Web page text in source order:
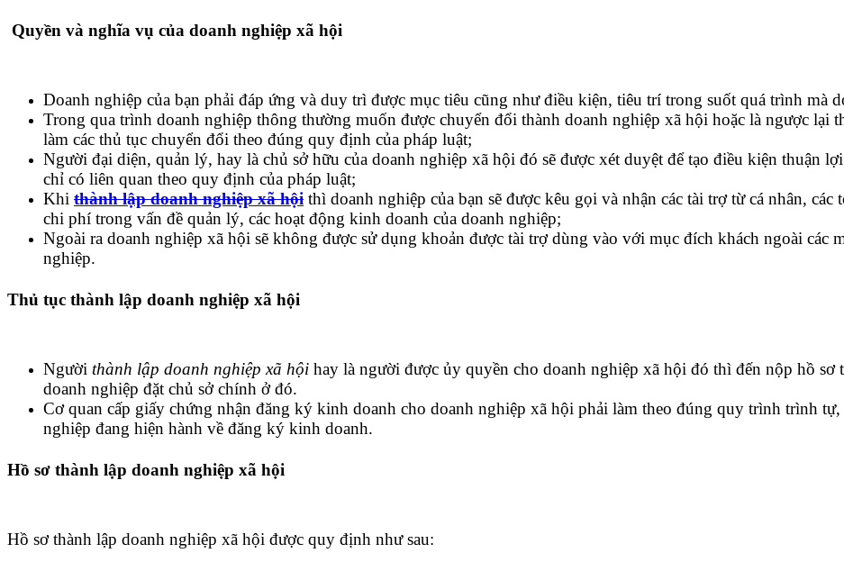
Quyền và nghĩa vụ của doanh nghiệp xã hội
Doanh nghiệp của bạn phải đáp ứng và duy trì được mục tiêu cũng như điều kiện, tiêu trí trong suốt quá trình mà
Trong qua trình doanh nghiệp thông thường muốn được chuyển đổi thành doanh nghiệp xã hội hoặc là ngược lại
làm các thủ tục chuyển đổi theo đúng quy định của pháp luật;
Người đại diện, quản lý, hay là chủ sở hữu của doanh nghiệp xã hội đó sẽ được xét duyệt để tạo điều kiện thuận
chỉ có liên quan theo quy định của pháp luật;
Khi thành lập doanh nghiệp xã hội thì doanh nghiệp của bạn sẽ được kêu gọi và nhận các tài trợ từ cá nhân,
chi phí trong vấn đề quản lý, các hoạt động kinh doanh của doanh nghiệp;
Ngoài ra doanh nghiệp xã hội sẽ không được sử dụng khoản được tài trợ dùng vào với mục đích khách ngoài các
nghiệp.
Thủ tục thành lập doanh nghiệp xã hội
Người thành lập doanh nghiệp xã hội hay là người được ủy quyền cho doanh nghiệp xã hội đó thì đến nộp hồ
doanh nghiệp đặt chủ sở chính ở đó.
Cơ quan cấp giấy chứng nhận đăng ký kinh doanh cho doanh nghiệp xã hội phải làm theo đúng quy trình trình
nghiệp đang hiện hành về đăng ký kinh doanh.
Hồ sơ thành lập doanh nghiệp xã hội
Hồ sơ thành lập doanh nghiệp xã hội được quy định như sau: